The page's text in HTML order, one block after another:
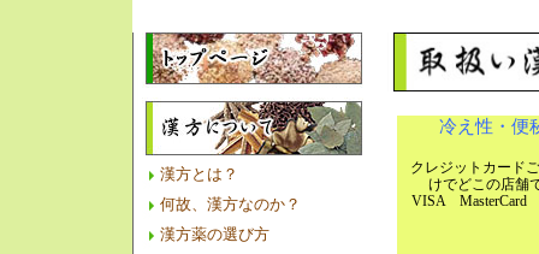
漢方とは？
何故、漢方なのか？
漢方薬の選び方
冷え性・便
クレジットカード
けでどこの店
VISA MasterCard